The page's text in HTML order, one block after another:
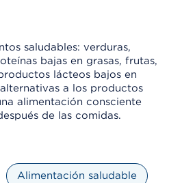
saludables: verduras,
bajas en grasas, frutas,
lácteos bajos en
a los productos
alimentación consciente
de las comidas.
Alimentación saludable